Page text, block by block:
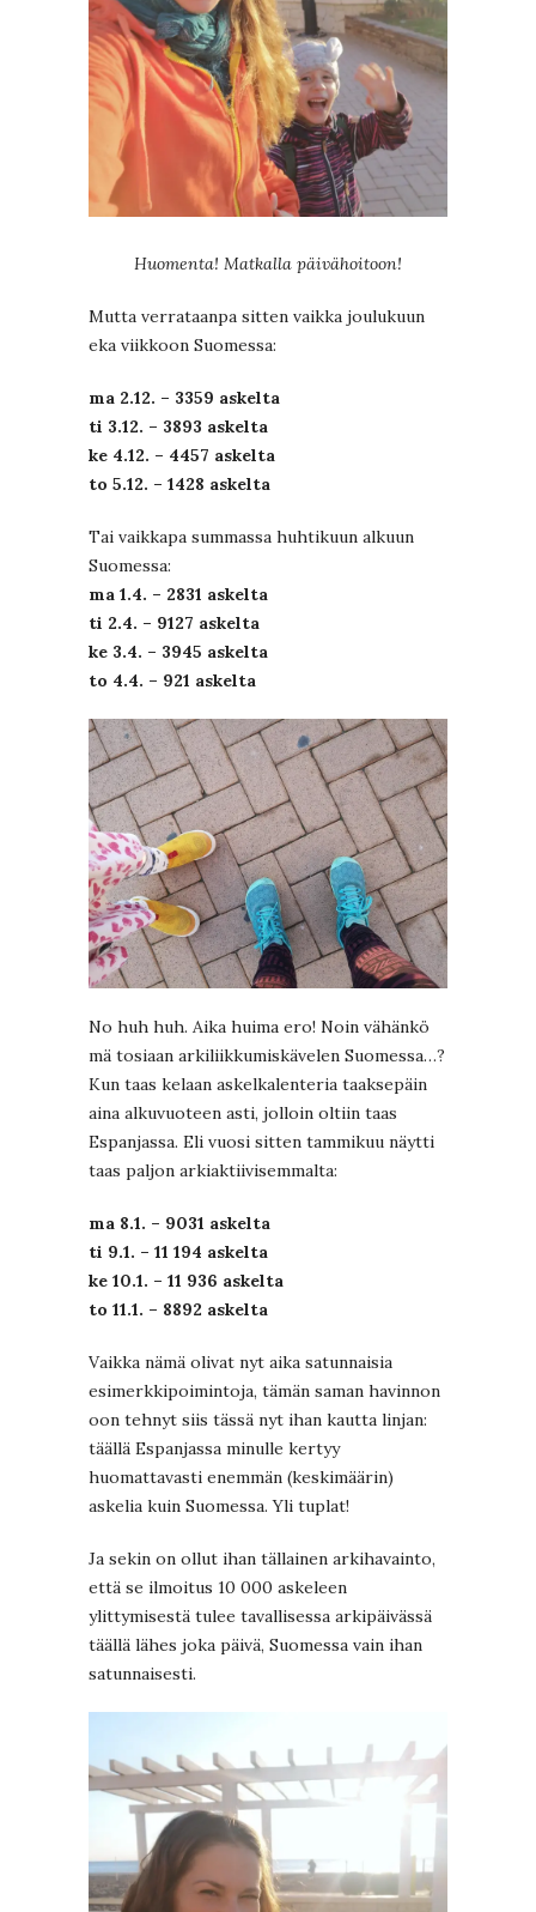
Huomenta! Matkalla päivähoitoon!
Mutta verrataanpa sitten vaikka joulukuun
eka viikkoon Suomessa:
ma 2.12. – 3359 askelta
ti 3.12. – 3893 askelta
ke 4.12. – 4457 askelta
to 5.12. – 1428 askelta
Tai vaikkapa summassa huhtikuun alkuun
Suomessa:
ma 1.4. – 2831 askelta
ti 2.4. – 9127 askelta
ke 3.4. – 3945 askelta
to 4.4. – 921 askelta
No huh huh. Aika huima ero! Noin vähänkö
mä tosiaan arkiliikkumiskävelen Suomessa…?
Kun taas kelaan askelkalenteria taaksepäin
aina alkuvuoteen asti, jolloin oltiin taas
Espanjassa. Eli vuosi sitten tammikuu näytti
taas paljon arkiaktiivisemmalta:
ma 8.1. – 9031 askelta
ti 9.1. – 11 194 askelta
ke 10.1. – 11 936 askelta
to 11.1. – 8892 askelta
Vaikka nämä olivat nyt aika satunnaisia
esimerkkipoimintoja, tämän saman havinnon
oon tehnyt siis tässä nyt ihan kautta linjan:
täällä Espanjassa minulle kertyy
huomattavasti enemmän (keskimäärin)
askelia kuin Suomessa. Yli tuplat!
Ja sekin on ollut ihan tällainen arkihavainto,
että se ilmoitus 10 000 askeleen
ylittymisestä tulee tavallisessa arkipäivässä
täällä lähes joka päivä, Suomessa vain ihan
satunnaisesti.